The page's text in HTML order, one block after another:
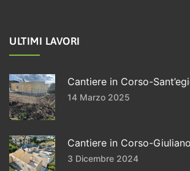
ULTIMI LAVORI
Cantiere in Corso-
14 Marzo 2025
Cantiere in Corso-
3 Dicembre 2024